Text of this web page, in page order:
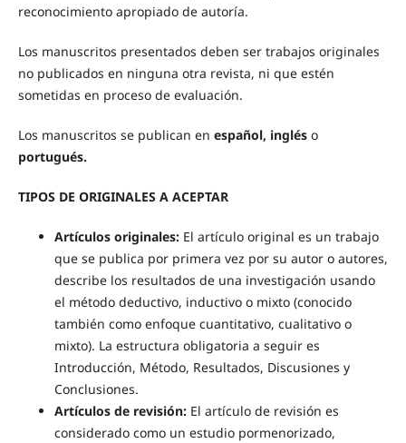
reconocimiento apropiado de autoría.
Los manuscritos presentados deben ser trabajos originales
no publicados en ninguna otra revista, ni que estén
sometidas en proceso de evaluación.
Los manuscritos se publican en español, ingléso
portugués.
TIPOS DE ORIGINALES A ACEPTAR
Artículos originales: El artículo original es un trabajo
que se publica por primera vez por su autor o autores,
describe los resultados de una investigación usando
el método deductivo, inductivo o mixto (conocido
también como enfoque cuantitativo, cualitativo o
mixto). La estructura obligatoria a seguir es
Introducción, Método, Resultados, Discusiones y
Conclusiones.
Artículos de revisión: El artículo de revisión es
considerado como un estudio pormenorizado,